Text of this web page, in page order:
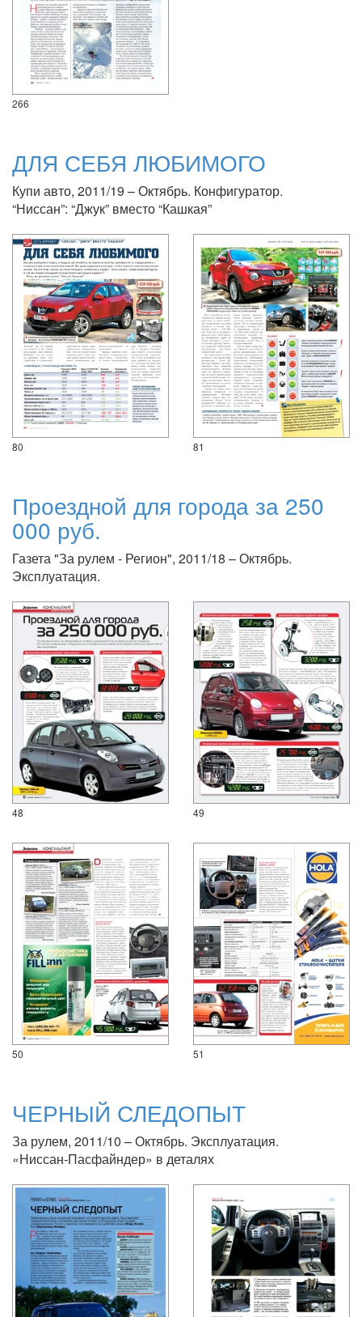
266
ДЛЯ СЕБЯ ЛЮБИМОГО
Купи авто, 2011/19 – Октябрь. Конфигуратор.
“Ниссан”: “Джук” вместо “Кашкая”
80 81
Проездной для города за 250
000 руб.
Газета "За рулем - Регион", 2011/18 – Октябрь.
Эксплуатация.
48 49
50 51
ЧЕРНЫЙ СЛЕДОПЫТ
За рулем, 2011/10 – Октябрь. Эксплуатация.
«Ниссан-Пасфайндер» в деталях